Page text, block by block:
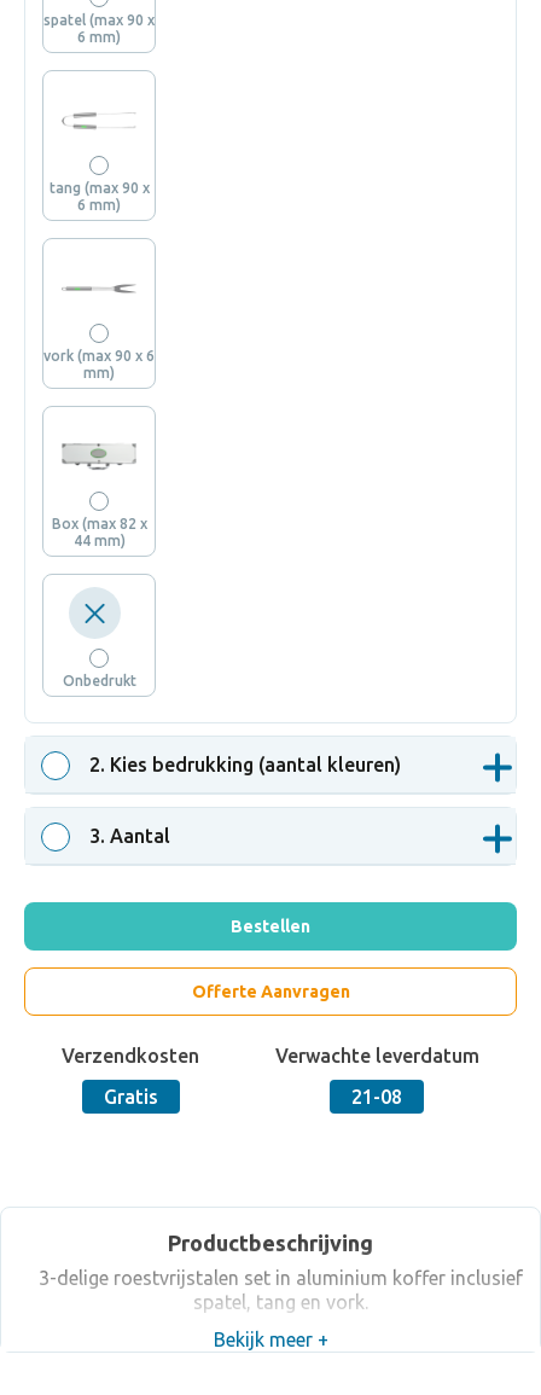
spatel (max 90 x
6 mm)
tang (max 90 x
6 mm)
vork (max 90 x 6
mm)
Box (max 82 x
44 mm)
Onbedrukt
2. Kies bedrukking (aantal kleuren)
3. Aantal
Bestellen
Offerte Aanvragen
Verzendkosten
Gratis
Verwachte leverdatum
21-08
Productbeschrijving
3-delige roestvrijstalen set in aluminium koffer inclusief
spatel, tang en vork.
Bekijk meer +